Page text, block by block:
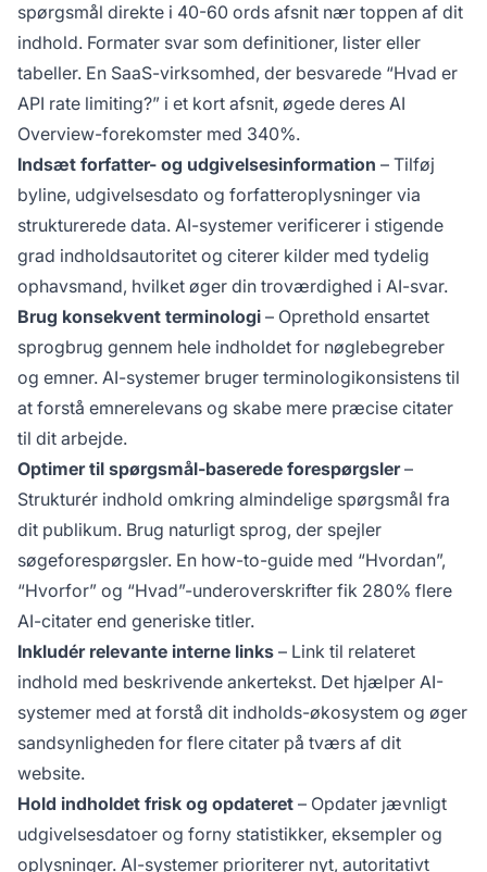
spørgsmål direkte i 40-60 ords afsnit nær toppen af dit
indhold. Formater svar som definitioner, lister eller
tabeller. En SaaS-virksomhed, der besvarede “Hvad er
API rate limiting?” i et kort afsnit, øgede deres AI
Overview-forekomster med 340%.
Indsæt forfatter- og udgivelsesinformation – Tilføj
byline, udgivelsesdato og forfatteroplysninger via
strukturerede data. AI-systemer verificerer i stigende
grad indholdsautoritet og citerer kilder med tydelig
ophavsmand, hvilket øger din troværdighed i AI-svar.
Brug konsekvent terminologi – Oprethold ensartet
sprogbrug gennem hele indholdet for nøglebegreber
og emner. AI-systemer bruger terminologikonsistens til
at forstå emnerelevans og skabe mere præcise citater
til dit arbejde.
Optimer til spørgsmål-baserede forespørgsler–
Strukturér indhold omkring almindelige spørgsmål fra
dit publikum. Brug naturligt sprog, der spejler
søgeforespørgsler. En how-to-guide med “Hvordan”,
“Hvorfor” og “Hvad”-underoverskrifter fik 280% flere
AI-citater end generiske titler.
Inkludér relevante interne links – Link til relateret
indhold med beskrivende ankertekst. Det hjælper AI-
systemer med at forstå dit indholds-økosystem og øger
sandsynligheden for flere citater på tværs af dit
website.
Hold indholdet frisk og opdateret – Opdater jævnligt
udgivelsesdatoer og forny statistikker, eksempler og
oplysninger. AI-systemer prioriterer nyt, autoritativt